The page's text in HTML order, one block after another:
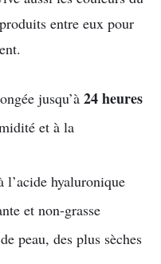
entre eux pour
jusqu’à 24 heures
et à la
l’acide hyaluronique
et non-grasse
peau, des plus sèches